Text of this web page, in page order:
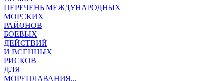
ПЕРЕЧЕНЬ МЕЖДУНАРОДНЫХ
МОРСКИХ
РАЙОНОВ
БОЕВЫХ
ДЕЙСТВИЙ
И ВОЕННЫХ
РИСКОВ
ДЛЯ
МОРЕПЛАВАНИЯ...